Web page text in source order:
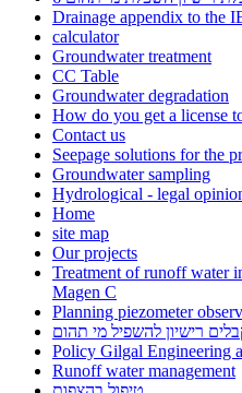
Drainage appendix to the
calculator
Groundwater treatment
CC Table
Groundwater degradation
How do you get a license
Contact us
Seepage solutions for the
Groundwater sampling
Hydrological - legal
Home
site map
Our projects
Treatment of runoff water
Magen C
Planning piezometer
Policy Gilgal Engineering
Runoff water management